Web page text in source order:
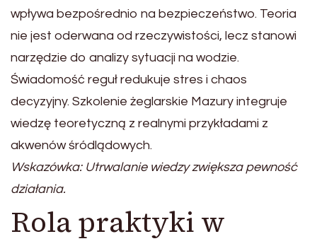
wpływa bezpośrednio na bezpieczeństwo. Teoria
nie jest oderwana od rzeczywistości, lecz stanowi
narzędzie do analizy sytuacji na wodzie.
Świadomość reguł redukuje stres i chaos
decyzyjny. Szkolenie żeglarskie Mazury integruje
wiedzę teoretyczną z realnymi przykładami z
akwenów śródlądowych.
Wskazówka: Utrwalanie wiedzy zwiększa pewność
działania.
Rola praktyki w